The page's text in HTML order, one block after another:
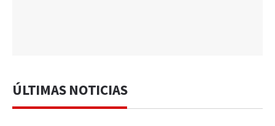
ÚLTIMAS NOTICIAS